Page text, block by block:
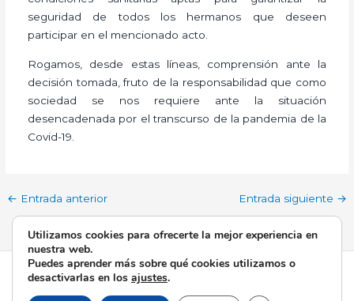
seguridad de todos los hermanos que deseen
participar en el mencionado acto.
Rogamos, desde estas líneas, comprensión ante la
decisión tomada, fruto de la responsabilidad que como
sociedad se nos requiere ante la situación
desencadenada por el transcurso de la pandemia de la
Covid-19.
← Entrada anterior Entrada siguiente →
Todos los derechos © 2026 Esperanza de Triana | Funciona
gracias aTema Astra para WordPress
Utilizamos cookies para ofrecerte la mejor experiencia en
nuestra web.
Puedes aprender más sobre qué cookies utilizamos o
desactivarlas en los ajustes.